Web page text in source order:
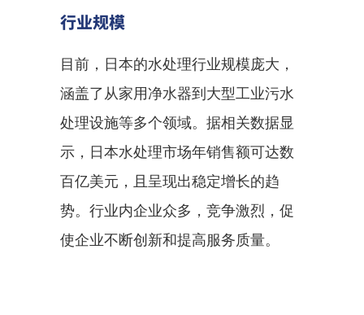
行业规模
目前，日本的水处理行业规模庞大，
涵盖了从家用净水器到大型工业污水
处理设施等多个领域。据相关数据显
示，日本水处理市场年销售额可达数
百亿美元，且呈现出稳定增长的趋
势。行业内企业众多，竞争激烈，促
使企业不断创新和提高服务质量。